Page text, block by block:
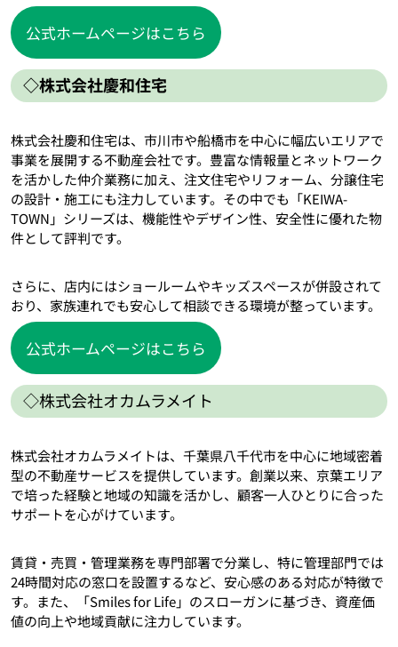
公式ホームページはこちら
◇株式会社慶和住宅
株式会社慶和住宅は、市川市や船橋市を中心に幅広いエリアで
事業を展開する不動産会社です。豊富な情報量とネットワーク
を活かした仲介業務に加え、注文住宅やリフォーム、分譲住宅
の設計・施工にも注力しています。その中でも「KEIWA-
TOWN」シリーズは、機能性やデザイン性、安全性に優れた物
件として評判です。
さらに、店内にはショールームやキッズスペースが併設されて
おり、家族連れでも安心して相談できる環境が整っています。
公式ホームページはこちら
◇株式会社オカムラメイト
株式会社オカムラメイトは、千葉県八千代市を中心に地域密着
型の不動産サービスを提供しています。創業以来、京葉エリア
で培った経験と地域の知識を活かし、顧客一人ひとりに合った
サポートを心がけています。
賃貸・売買・管理業務を専門部署で分業し、特に管理部門では
24時間対応の窓口を設置するなど、安心感のある対応が特徴で
す。また、「Smiles for Life」のスローガンに基づき、資産価
値の向上や地域貢献に注力しています。